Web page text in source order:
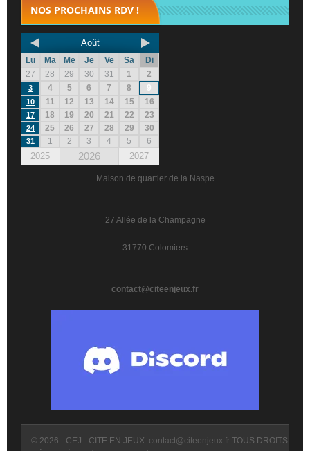
NOS PROCHAINS RDV !
Août
Lu Ma Me Je Ve Sa
Di
27
28 29 30 31 1 2
3 4 5 6 7 8 9
10 11 12 13 14 15 16
17 18 19 20 21 22 23
24 25 26 27 28 29 30
31 1 2 3 4 5 6
2025 2026 2027
Maison de quartier de la Naspe
27 Allée de la Champagne
31770 Colomiers
contact@citeenjeux.fr
© 2026 - CEJ - CITE EN JEUX. contact@citeenjeux.fr TOUS DROITS